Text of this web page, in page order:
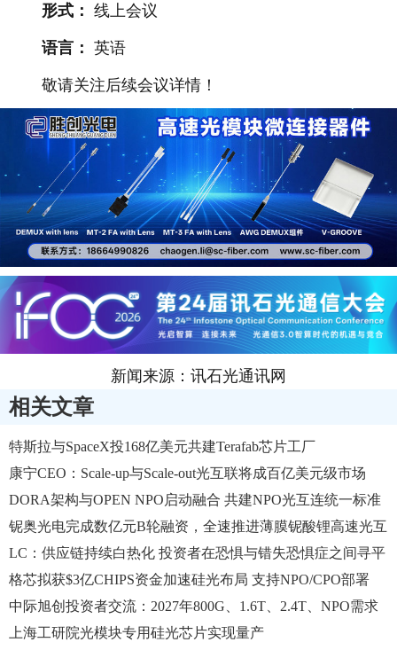
形式： 线上会议
语言： 英语
敬请关注后续会议详情！
新闻来源：讯石光通讯网
相关文章
特斯拉与SpaceX投168亿美元共建Terafab芯片工厂
康宁CEO：Scale-up与Scale-out光互联将成百亿美元级市场
DORA架构与OPEN NPO​启动融合 共建NPO光互连统一标准
体系
铌奥光电完成数亿元B轮融资，全速推进薄膜铌酸锂高速光互
联规模商用
LC：供应链持续白热化 投资者在恐惧与错失恐惧症之间寻平
衡
格芯拟获$3亿CHIPS资金加速硅光布局 支持NPO/CPO部署
中际旭创投资者交流：2027年800G、1.6T、2.4T、NPO需求
确定性强劲
上海工研院光模块专用硅光芯片实现量产